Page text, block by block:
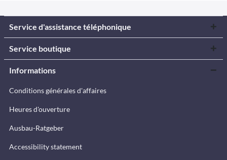
Service d'assistance téléphonique
Service boutique
Informations
Conditions générales d'affaires
Heures d'ouverture
Ausbau-Ratgeber
Accessibility statement